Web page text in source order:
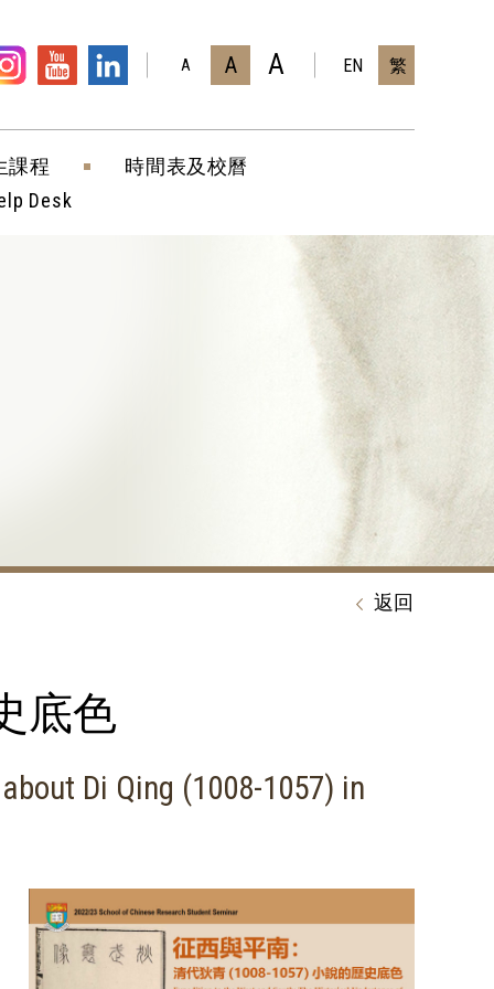
A A A EN 繁
課程
時間表及校曆
Desk
返回
底色
Di Qing (1008-1057) in